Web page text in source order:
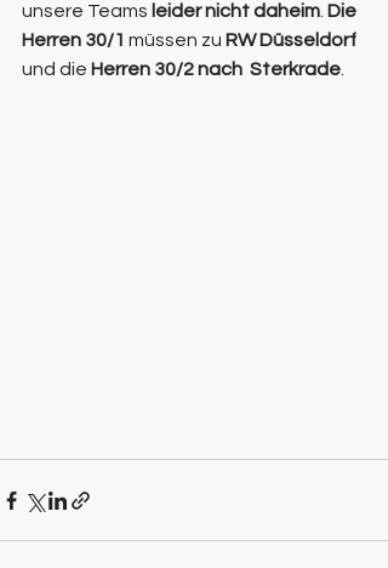
unsere Teams leider nicht daheim Die
Herren 30/1 müssen zu RW Düsseldorf
und die Herren 30/2 nach  Sterkrade